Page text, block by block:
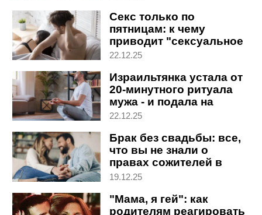
Секс только по
пятницам: к чему
приводит "сексуальное
голодание" в паре
22.12.25
Израильтянка устала от
20-минутного ритуала
мужа - и подала на
развод
22.12.25
Брак без свадьбы: все,
что вы не знали о
правах сожителей в
Израиле (ядуим бе-
19.12.25
"Мама, я гей": как
родителям реагировать